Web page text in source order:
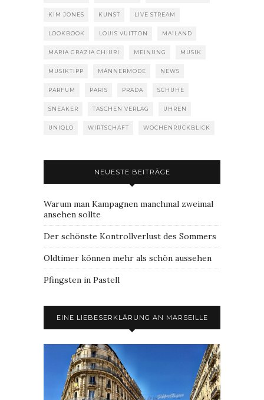
KIM JONES KUNST LIVE STREAM
LOOKBOOK LOUIS VUITTON MAILAND
MARIA GRAZIA CHIURI MEINUNG MUSIK
MUSIKTIPP MÄNNERMODE NEWS
PARFUM PARIS PRADA SCHUHE
SNEAKER TASCHEN VERLAG UHREN
UNIQLO WIRTSCHAFT WOCHENRÜCKBLICK
NEUESTE BEITRÄGE
Warum man Kampagnen manchmal zweimal
ansehen sollte
Der schönste Kontrollverlust des Sommers
Oldtimer können mehr als schön aussehen
Pfingsten in Pastell
EINE LIEBESERKLÄRUNG AN MARSEILLE